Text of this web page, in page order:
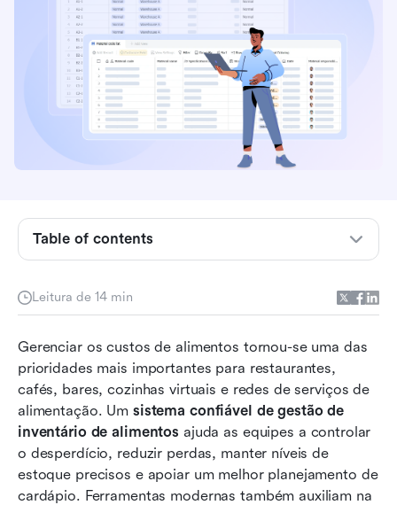
Leitura de 14 min
Gerenciar os custos de alimentos tornou-se uma das
prioridades mais importantes para restaurantes,
cafés, bares, cozinhas virtuais e redes de serviços de
alimentação. Um sistema confiável de gestão de
inventário de alimentos ajuda as equipes a controlar
o desperdício, reduzir perdas, manter níveis de
estoque precisos e apoiar um melhor planejamento de
cardápio. Ferramentas modernas também auxiliam na
Table of contents
Principais pontos: Melhor sistema de
gerenciamento de estoque para a indústria
alimentícia
Visão geral do principal sistema de
gerenciamento de estoque de alimentos
Os sistemas de gerenciamento de inventário de
Quais recursos você deve procurar em um
alimentos?
Diferença entre um sistema de inventário de
bar e um de restaurante
8 principais sistemas de gestão de estoque
para a indústria alimentícia
Dicas extras: soluções gratuitas de